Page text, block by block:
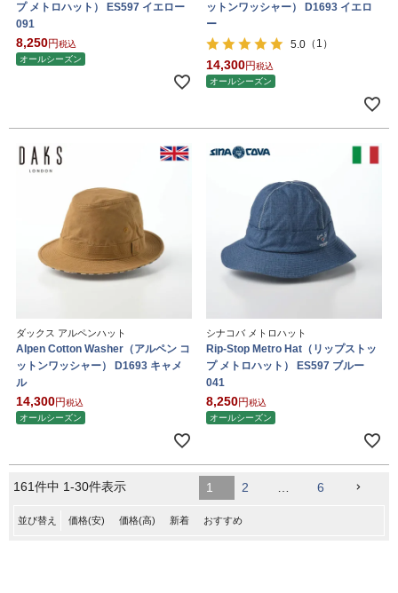
プ メトロハット） ES597 イエロー
091
8,250
税込
オールシーズン
ットンワッシャー） D1693 イエロ
ー
5.0 （1）
14,300
税込
オールシーズン
ダックス アルペンハット
Alpen Cotton Washer（アルペン コ
ットンワッシャー） D1693 キャメ
ル
14,300
税込
オールシーズン
シナコバ メトロハット
Rip-Stop Metro Hat（リップストッ
プ メトロハット） ES597 ブルー
041
8,250
税込
オールシーズン
並び替え 価格(安) 価格(高) 新着 おすすめ
161件中 1-30件表示 1 2 … 6